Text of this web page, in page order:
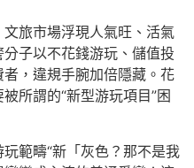
旅市場浮現人氣旺、活氣
子以不花錢游玩、儲值投
，違規手腕加倍隱藏。花
所謂的“新型游玩項目”困
玩範疇“新「灰色？那不是我